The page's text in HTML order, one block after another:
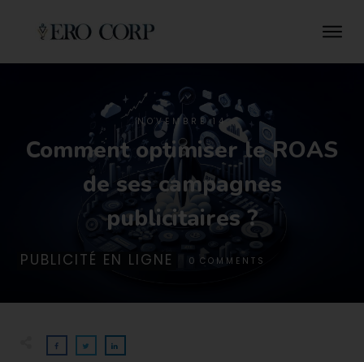
NOVEMBRE 14
Comment optimiser le ROAS
de ses campagnes
publicitaires ?
PUBLICITÉ EN LIGNE 0 COMMENTS